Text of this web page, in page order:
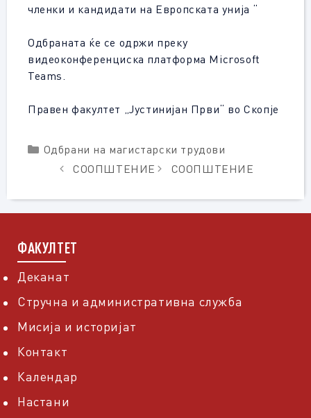
членки и кандидати на Европската унија “
Одбраната ќе се одржи преку
видеоконференциска платформа Мicrosoft
Teams.
Правен факултет „Јустинијан Први“ во Скопје
Categories
Одбрани на магистарски трудови
СООПШТЕНИЕ
СООПШТЕНИЕ
ФАКУЛТЕТ
Деканат
Стручна и административна служба
Мисија и историјат
Контакт
Календар
Настани